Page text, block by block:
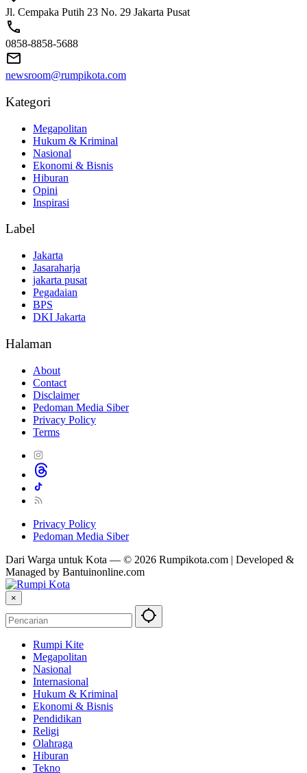
Jl. Cempaka Putih 23 No. 29 Jakarta Pusat
0858-8858-5688
newsroom@rumpikota.com
Kategori
Megapolitan
Hukum & Kriminal
Nasional
Ekonomi & Bisnis
Hiburan
Opini
Inspirasi
Label
Jakarta
Jasaraharja
jakarta pusat
Pegadaian
BPS
DKI Jakarta
Halaman
About
Contact
Disclaimer
Pedoman Media Siber
Privacy Policy
Terms
Privacy Policy
Pedoman Media Siber
Dari Warga untuk Kota — © 2026 Rumpikota.com | Developed &
Managed by Bantuinonline.com
×
Rumpi Kite
Megapolitan
Nasional
Internasional
Hukum & Kriminal
Ekonomi & Bisnis
Pendidikan
Religi
Olahraga
Hiburan
Tekno